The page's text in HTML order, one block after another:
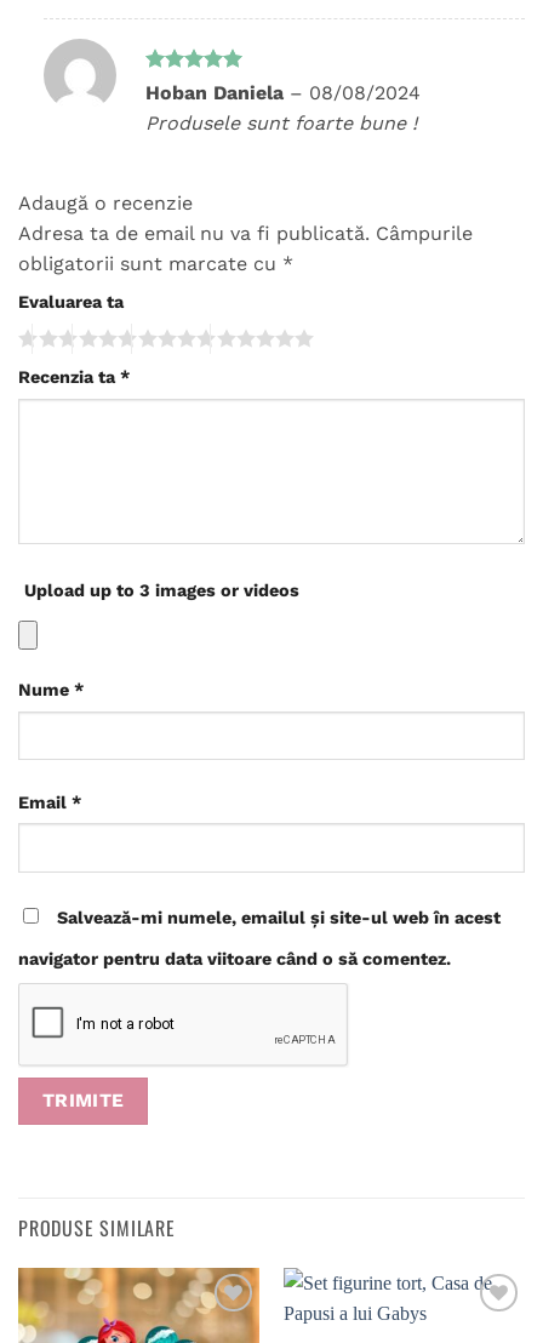
Evaluat la
Hoban Daniela – 08/08/2024
Produsele sunt foarte bune !
Adaugă o recenzie
Adresa ta de email nu va fi publicată. Câmpurile
obligatorii sunt marcate cu *
Evaluarea ta
Recenzia ta *
Upload up to 3 images or videos
Nume *
Email *
Salvează-mi numele, emailul și site-ul web în acest
navigator pentru data viitoare când o să comentez.
PRODUSE SIMILARE